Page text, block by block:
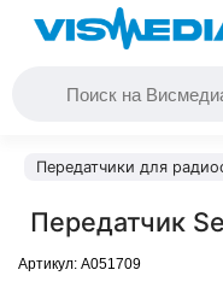
Передатчики для
Передатчик
Артикул: A051709